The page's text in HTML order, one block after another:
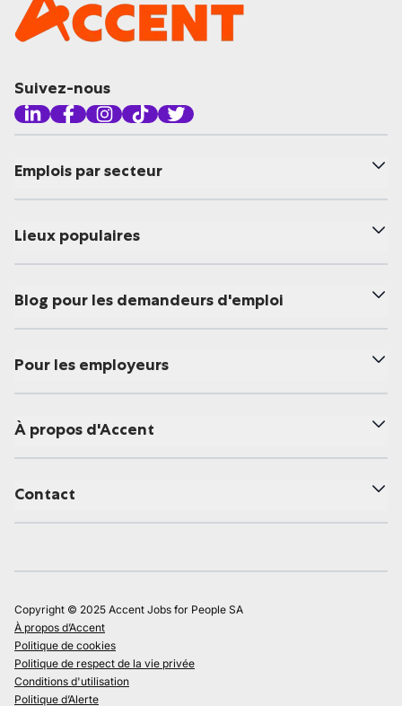
Suivez-nous
Emplois par secteur
Lieux populaires
Blog pour les demandeurs d'emploi
Pour les employeurs
À propos d'Accent
Contact
Copyright © 2025 Accent Jobs for People SA
À propos d’Accent
Politique de cookies
Politique de respect de la vie privée
Conditions d'utilisation
Politique d’Alerte